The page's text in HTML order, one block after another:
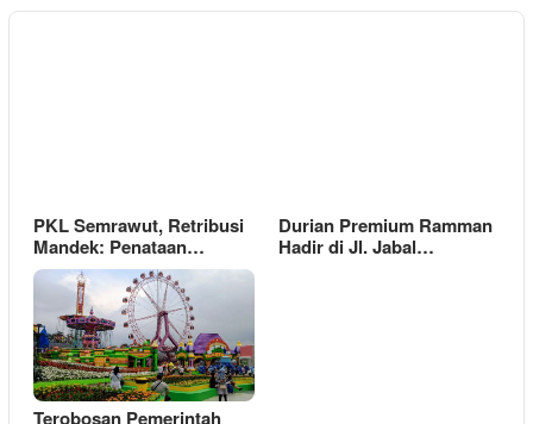
PKL Semrawut, Retribusi
Mandek: Penataan…
Durian Premium Ramman
Hadir di Jl. Jabal…
Terobosan Pemerintah